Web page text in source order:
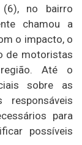
no bairro
chamou a
o impacto, o
de motoristas
Até o
sobre as
responsáveis
para
possíveis